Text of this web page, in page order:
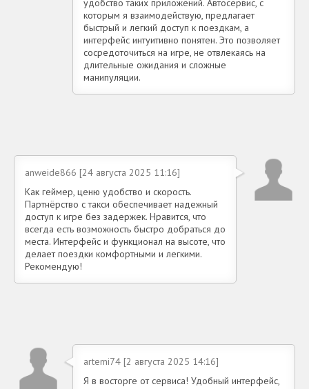
которым я взаимодействую, предлагает
быстрый и легкий доступ к поездкам, а
интерфейс интуитивно понятен. Это позволяет
сосредоточиться на игре, не отвлекаясь на
длительные ожидания и сложные
манипуляции.
anweide866 [24 августа 2025 11:16]
Как геймер, ценю удобство и скорость.
Партнёрство с такси обеспечивает надежный
доступ к игре без задержек. Нравится, что
всегда есть возможность быстро добраться до
места. Интерфейс и функционал на высоте, что
делает поездки комфортными и легкими.
Рекомендую!
artemi74 [2 августа 2025 14:16]
Я в восторге от сервиса! Удобный интерфейс,